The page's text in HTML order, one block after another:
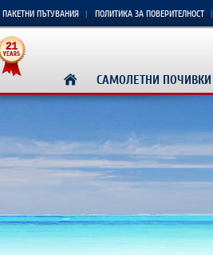
ПЪТУВАНИЯ ПОЛИТИКА ЗА ПОВЕРИТЕЛНОСТ
САМОЛЕТНИ ПОЧИВКИ